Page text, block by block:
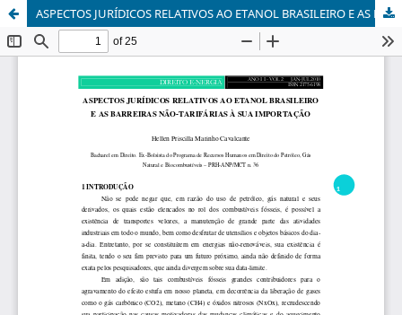
ASPECTOS JURÍDICOS RELATIVOS AO ETANOL BRASILEIRO E AS BARREIRAS NÃO-TARIFÁRIAS À SUA IMPORTAÇÃO